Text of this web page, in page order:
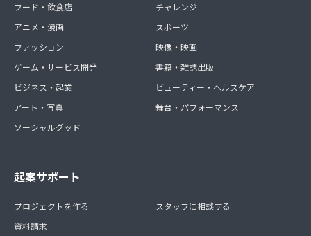
フード・飲食店
アニメ・漫画
ファッション
ゲーム・サービス開発
ビジネス・起業
アート・写真
ソーシャルグッド
チャレンジ
スポーツ
映像・映画
書籍・雑誌出版
ビューティー・ヘルスケア
舞台・パフォーマンス
起案サポート
プロジェクトを作る
資料請求
スタッフに相談する